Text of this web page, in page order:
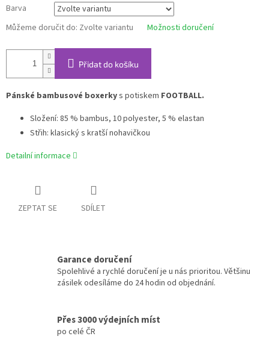
Barva
Můžeme doručit do: Zvolte variantu Možnosti doručení
Přidat do košíku
Pánské bambusové boxerkys potiskem FOOTBALL.
Složení: 85 % bambus, 10 polyester, 5 % elastan
Střih: klasický s kratší nohavičkou
Detailní informace
ZEPTAT SE SDÍLET
Garance doručení
Spolehlivé a rychlé doručení je u nás prioritou. Většinu
zásilek odesíláme do 24 hodin od objednání.
Přes 3000 výdejních míst
po celé ČR